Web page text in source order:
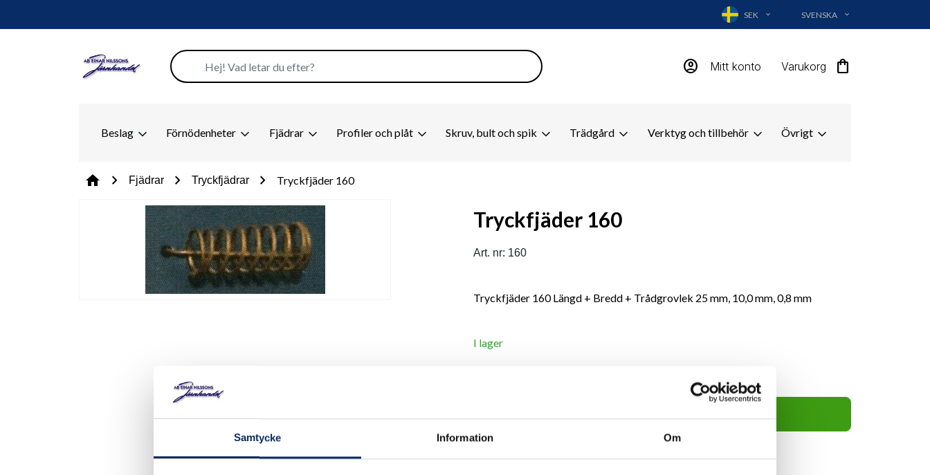
Samtycke Information Om
SEK EXPAND_MORE SVENSKA EXPAND_MORE
account_circle Mitt konto Varukorg shopping_bag
Beslag Förnödenheter Fjädrar Profiler och plåt Skruv, bult och spik Trädgård Verktyg och tillbehör Övrigt
home chevron_right Fjädrar chevron_right Tryckfjädrar chevron_right Tryckfjäder 160
Tryckfjäder 160
Art. nr: 160
Tryckfjäder 160 Längd + Bredd + Trådgrovlek 25 mm, 10,0 mm, 0,8 mm
I lager
15kr